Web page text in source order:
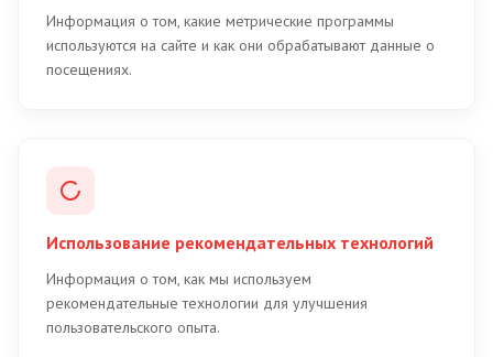
Информация о том, какие метрические программы
используются на сайте и как они обрабатывают данные о
посещениях.
Использование рекомендательных технологий
Информация о том, как мы используем
рекомендательные технологии для улучшения
пользовательского опыта.